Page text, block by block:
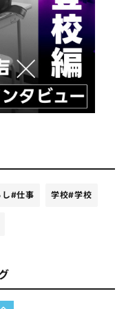
#仕事 学校#学校